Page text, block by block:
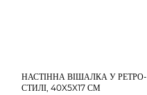
НАСТІННА ВІШАЛКА У РЕТРО-
СТИЛІ, 40X5X17 СМ